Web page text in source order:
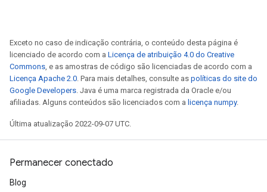
Exceto no caso de indicação contrária, o conteúdo desta página é
licenciado de acordo com a Licença de atribuição 4.0 do Creative
Commons, e as amostras de código são licenciadas de acordo com a
Licença Apache 2.0. Para mais detalhes, consulte as políticas do site do
Google Developers. Java é uma marca registrada da Oracle e/ou
afiliadas. Alguns conteúdos são licenciados com a licença numpy.
Última atualização 2022-09-07 UTC.
Permanecer conectado
Blog